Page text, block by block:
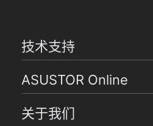
技术支持
ASUSTOR Online
关于我们